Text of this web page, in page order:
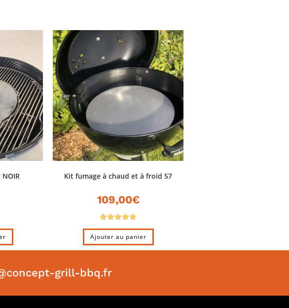
NOIR Kit fumage à chaud et à froid 57
109,00€
Note5.00
sur 5
Ajouter au panier
grill-bbq.fr